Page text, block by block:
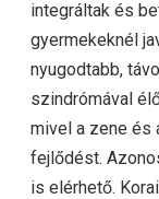
integráltak és
gyermekeknél
nyugodtabb,
szindrómával
mivel a zene és
fejlődést.
is elérhető.